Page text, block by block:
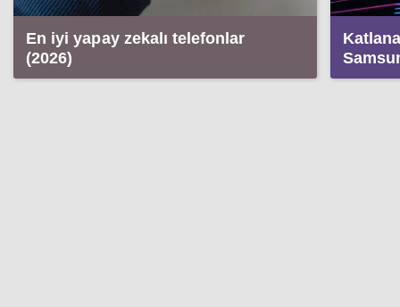
En iyi yapay zekalı telefonlar
(2026)
adeta